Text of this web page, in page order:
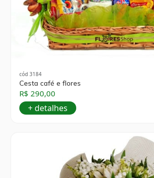
cód 3184
Cesta café e flores
R$ 290,00
+ detalhes